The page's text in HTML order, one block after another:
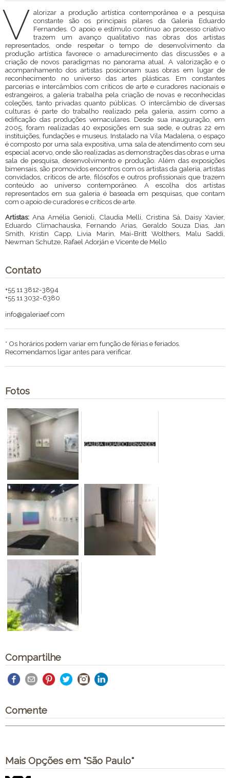
V alorizar a produção artística contemporânea e a pesquisa
constante são os principais pilares da Galeria Eduardo
Fernandes. O apoio e estímulo contínuo ao processo criativo
trazem um avanço qualitativo nas obras dos artistas
representados, onde respeitar o tempo de desenvolvimento da
produção artística favorece o amadurecimento das discussões e a
criação de novos paradigmas no panorama atual. A valorização e o
acompanhamento dos artistas posicionam suas obras em lugar de
reconhecimento no universo das artes plásticas. Em constantes
parcerias e intercâmbios com críticos de arte e curadores nacionais e
estrangeiros, a galeria trabalha pela criação de novas e reconhecidas
coleções, tanto privadas quanto públicas. O intercâmbio de diversas
culturas é parte do trabalho realizado pela galeria, assim como a
edificação das produções vernaculares. Desde sua inauguração, em
2005, foram realizadas 40 exposições em sua sede, e outras 22 em
instituições, fundações e museus. Instalado na Vila Madalena, o espaço
é composto por uma sala expositiva, uma sala de atendimento com seu
especial acervo, onde são realizadas as demonstrações das obras e uma
sala de pesquisa, desenvolvimento e produção. Além das exposições
bimensais, são promovidos encontros com os artistas da galeria, artistas
convidados, críticos de arte, filósofos e outros profissionais que trazem
conteúdo ao universo contemporâneo. A escolha dos artistas
representados em sua galeria é baseada em pesquisas, que contam
com o apoio de curadores e críticos de arte.
Artistas: Ana Amélia Genioli, Claudia Melli, Cristina Sá, Daisy Xavier,
Eduardo Climachauska, Fernando Arias, Geraldo Souza Dias, Jan
Smith, Kristin Capp, Livia Marin, Mai-Britt Wolthers, Malu Saddi,
Newman Schutze, Rafael Adorján e Vicente de Mello
Contato
+55 11 3812-3894
+55 11 3032-6380
info@galeriaef.com
* Os horários podem variar em função de férias e feriados.
Recomendamos ligar antes para verificar.
Fotos
Compartilhe
Comente
Mais Opções em "São Paulo"